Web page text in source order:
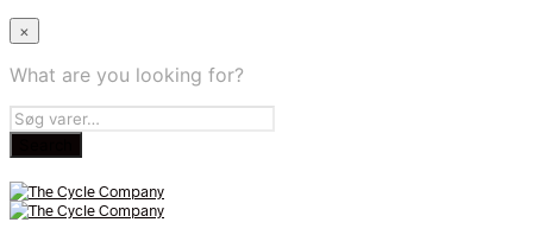
×
What are you looking for?